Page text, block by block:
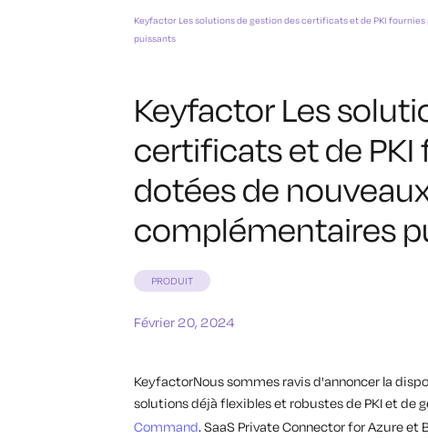
Keyfactor Les solutions de gestion des certificats et de PKI
puissants
Keyfactor Les
certificats et de PKI
dotées de
complémentaires
PRODUIT
Février 20, 2024
KeyfactorNous sommes ravis d'annoncer la
solutions déjà flexibles et robustes de PKI et de
Command. SaaS Private Connector for Azure